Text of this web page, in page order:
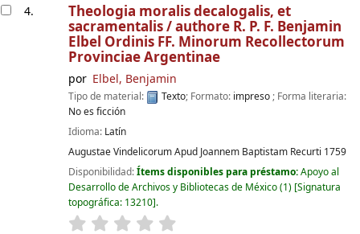
4. Theologia moralis decalogalis, et
sacramentalis /authore R. P. F. Benjamin
Elbel Ordinis FF. Minorum Recollectorum
Provinciae Argentinae
por Elbel, Benjamin
Tipo de material: Texto; Formato: impreso; Forma literaria:
No es ficción
Idioma: Latín
Augustae VindelicorumApud Joannem Baptistam Recurti 1759
Disponibilidad:Ítems disponibles para préstamo:Apoyo al
Desarrollo de Archivos y Bibliotecas de México(1) Signatura
topográfica: 13210 .
valoración